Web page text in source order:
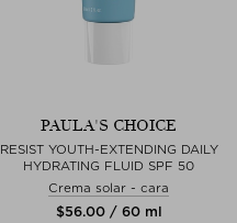
PAULA'S CHOICE
RESIST YOUTH-EXTENDING DAILY
HYDRATING FLUID SPF 50
Crema solar - cara
$‌56.00 / 60 ml